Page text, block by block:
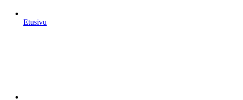
Etusivu